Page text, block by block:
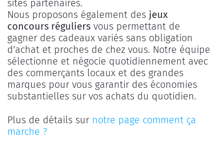
sites partenaires.
Nous proposons également des jeux
concours réguliers vous permettant de
gagner des cadeaux variés sans obligation
d'achat et proches de chez vous. Notre équipe
sélectionne et négocie quotidiennement avec
des commerçants locaux et des grandes
marques pour vous garantir des économies
substantielles sur vos achats du quotidien.
Plus de détails sur notre page comment ça
marche ?